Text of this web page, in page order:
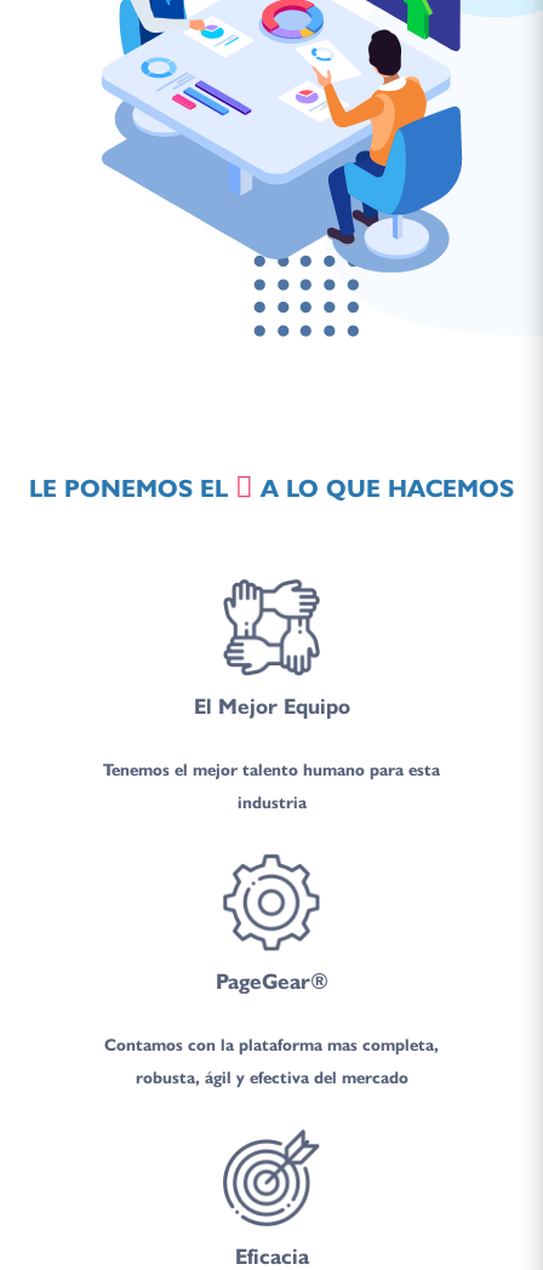
LE PONEMOS EL A LO QUE HACEMOS
El Mejor Equipo
Tenemos el mejor talento humano para esta
industria
PageGear®
Contamos con la plataforma mas completa,
robusta, ágil y efectiva del mercado
Eficacia